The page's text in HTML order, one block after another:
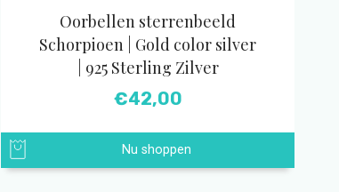
Oorbellen sterrenbeeld
Schorpioen | Gold color silver
| 925 Sterling Zilver
€42,00
Nu shoppen